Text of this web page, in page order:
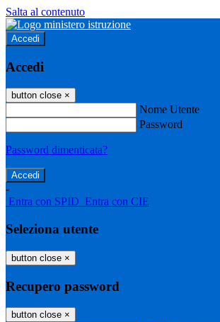
Salta al contenuto
Accedi
Accedi
button close ×
Nome Utente
Password
Password dimenticata?
-
Entra con SPID Entra con CIE
Seleziona utente
button close ×
Recupero password
button close ×